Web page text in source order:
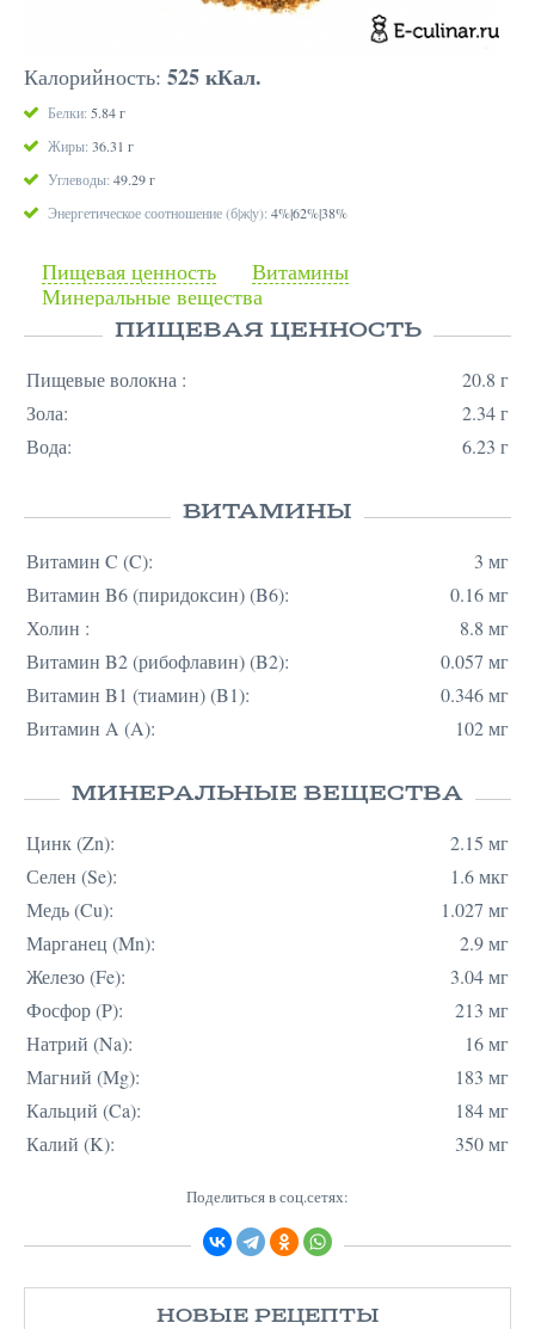
НОВЫЕ РЕЦЕПТЫ
Калорийность: 525 кКал.
Белки: 5.84 г
Жиры: 36.31 г
Углеводы: 49.29 г
Энергетическое соотношение (б|ж|у): 4%|62%|38%
Пищевая ценность
Витамины
Минеральные вещества
ПИЩЕВАЯ ЦЕННОСТЬ
Пищевые волокна :
20.8 г
Зола:
2.34 г
Вода:
6.23 г
ВИТАМИНЫ
Витамин C (C):
3 мг
Витамин B6 (пиридоксин) (B6):
0.16 мг
Холин :
8.8 мг
Витамин B2 (рибофлавин) (B2):
0.057 мг
Витамин B1 (тиамин) (B1):
0.346 мг
Витамин A (A):
102 мг
МИНЕРАЛЬНЫЕ ВЕЩЕСТВА
Цинк (Zn):
2.15 мг
Селен (Se):
1.6 мкг
Медь (Cu):
1.027 мг
Марганец (Mn):
2.9 мг
Железо (Fe):
3.04 мг
Фосфор (P):
213 мг
Натрий (Na):
16 мг
Магний (Mg):
183 мг
Кальций (Ca):
184 мг
Калий (K):
350 мг
Поделиться в соц.сетях: